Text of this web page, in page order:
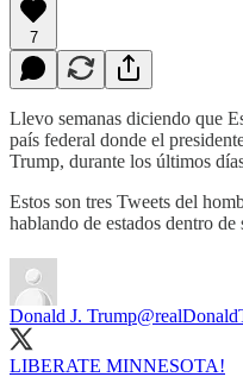
7
Llevo semanas diciendo que
país federal donde el
Trump, durante los últimos
Estos son tres Tweets del
hablando de estados dentro de
Donald J. Trump
LIBERATE MINNESOTA!